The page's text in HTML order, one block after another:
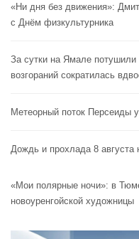
«Ни дня без движения»:
с Днём физкультурника
За сутки на Ямале
возгораний сократилась
Метеорный поток Персеиды
Дождь и прохлада 8
«Мои полярные ночи»: в
новоуренгойской художницы